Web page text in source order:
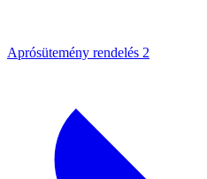
Aprósütemény rendelés 2